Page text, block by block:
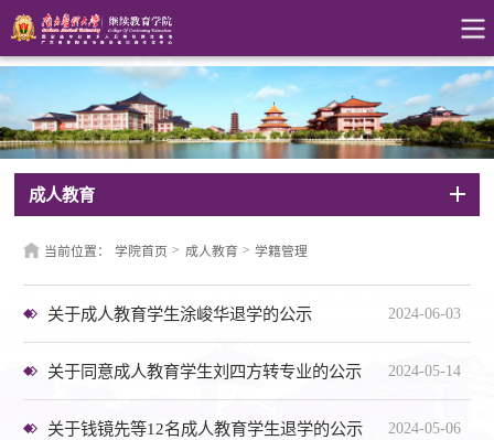
成人教育
当前位置： 学院首页 > 成人教育 > 学籍管理
关于成人教育学生涂峻华退学的公示 2024-06-03
关于同意成人教育学生刘四方转专业的公示 2024-05-14
关于钱镜先等12名成人教育学生退学的公示 2024-05-06